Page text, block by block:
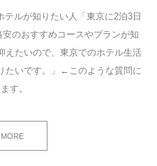
ルが知りたい人「東京に2泊3日
のおすすめコースやプランが知
えたいので、東京でのホテル生活
たいです。」←このような質問に
す。